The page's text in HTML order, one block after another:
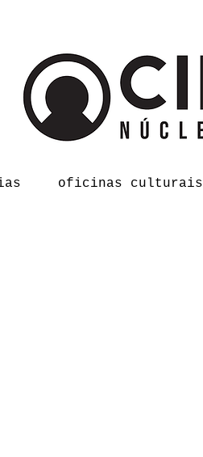
oficinas culturais